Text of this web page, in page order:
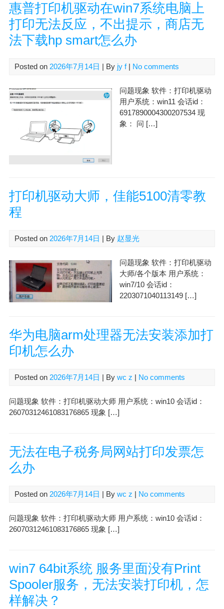
惠普打印机驱动在win7系统电脑上
打印无法反应，不出提示，商店无
法下载hp smart怎么办
Posted on 2026年7月14日 | By jy f| No comments
问题现象 软件：打印机驱动
用户系统：win11 会话id：
6917890004300207534 现
象： 问 […]
打印机驱动大师，佳能5100清零教
程
Posted on 2026年7月14日 | By 赵显光
问题现象 软件：打印机驱动
大师/各个版本 用户系统：
win7/10 会话id：
2203071040113149 […]
华为电脑arm处理器无法安装添加打
印机怎么办
Posted on 2026年7月14日 | By wc z No comments
问题现象 软件：打印机驱动大师 用户系统：win10 会话id：
26070312461083176865 现象 […]
无法在电子税务局网站打印发票怎
么办
Posted on 2026年7月14日 | By wc z No comments
问题现象 软件：打印机驱动大师 用户系统：win10 会话id：
26070312461083176865 现象 […]
win7 64bit系统 服务里面没有Print
Spooler服务，无法安装打印机，怎
样解决？